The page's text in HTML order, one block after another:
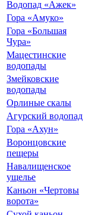
Водопад «Ажек»
Гора «Амуко»
Гора «Большая
Чура»
Мацестинские
водопады
Змейковские
водопады
Орлиные скалы
Агурский водопад
Гора «Ахун»
Воронцовские
пещеры
Навалищенское
ущелье
Каньон «Чертовы
ворота»